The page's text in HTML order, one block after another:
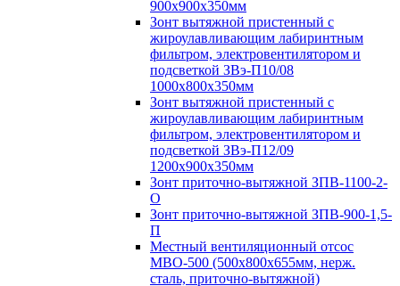
900х900х350мм
Зонт вытяжной пристенный с
жироулавливающим лабиринтным
фильтром, электровентилятором и
подсветкой ЗВэ-П10/08
1000х800х350мм
Зонт вытяжной пристенный с
жироулавливающим лабиринтным
фильтром, электровентилятором и
подсветкой ЗВэ-П12/09
1200х900х350мм
Зонт приточно-вытяжной ЗПВ-1100-2-
О
Зонт приточно-вытяжной ЗПВ-900-1,5-
П
Местный вентиляционный отсос
МВО-500 (500х800х655мм, нерж.
сталь, приточно-вытяжной)